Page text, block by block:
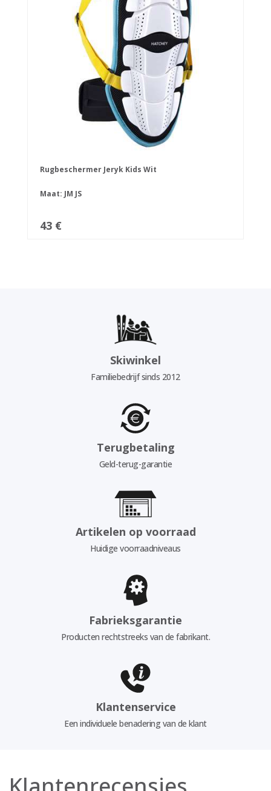
Rugbeschermer Jeryk Kids Wit
Maat: JM JS
43 €
Skiwinkel
Familiebedrijf sinds 2012
Terugbetaling
Geld-terug-garantie
Artikelen op voorraad
Huidige voorraadniveaus
Fabrieksgarantie
Producten rechtstreeks van de fabrikant.
Klantenservice
Een individuele benadering van de klant